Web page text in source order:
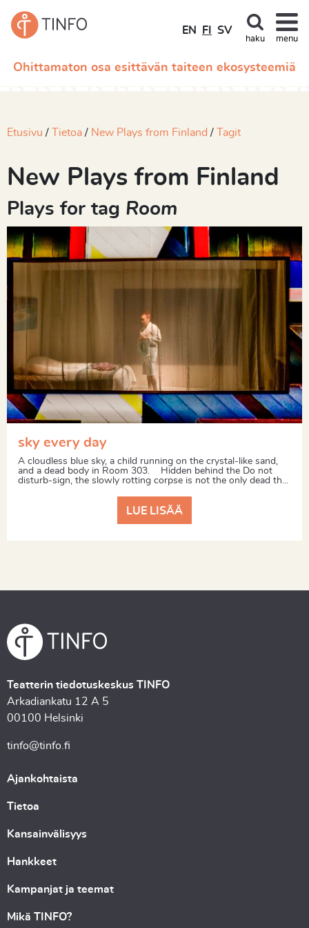
Ohittamaton osa esittävän taiteen ekosysteemiä
EN FI SV
haku menu
Etusivu Tietoa New Plays from Finland Tagit
New Plays from Finland
Plays for tag Room
sky every day
A cloudless blue sky, a child running on the crystal-like sand,
and a dead body in Room 303. Hidden behind the Do not
disturb-sign, the slowly rotting corpse is not the only dead th...
LUE LISÄÄ
Teatterin tiedotuskeskus TINFO
Arkadiankatu 12 A 5
00100 Helsinki
tinfo@tinfo.fi
Ajankohtaista
Tietoa
Kansainvälisyys
Hankkeet
Kampanjat ja teemat
Mikä TINFO?